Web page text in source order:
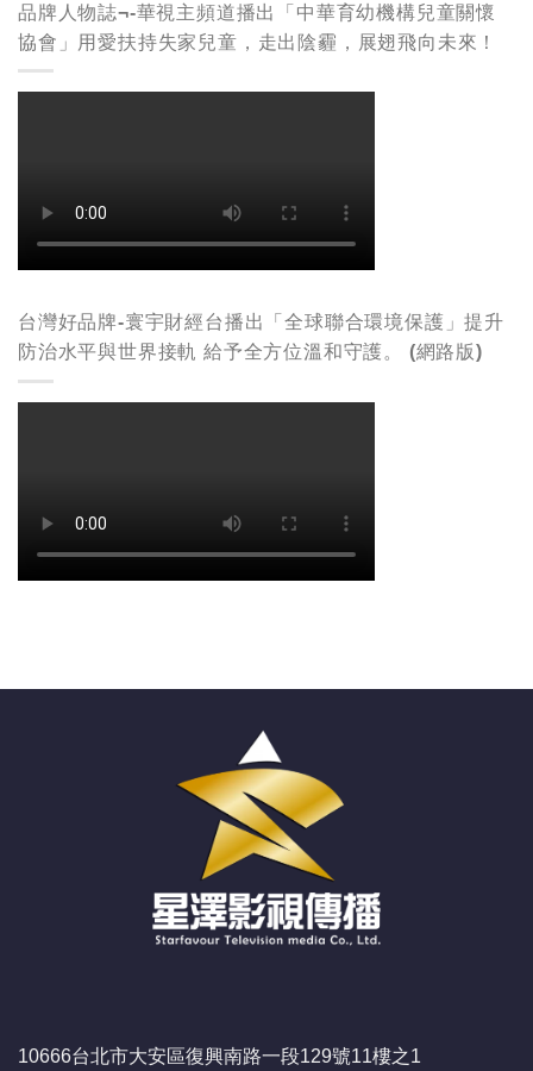
品牌人物誌¬-華視主頻道播出「中華育幼機構兒童關懷
協會」用愛扶持失家兒童，走出陰霾，展翅飛向未來！
台灣好品牌-寰宇財經台播出「全球聯合環境保護」提升
防治水平與世界接軌 給予全方位溫和守護。 (網路版)
10666台北市大安區復興南路一段129號11樓之1